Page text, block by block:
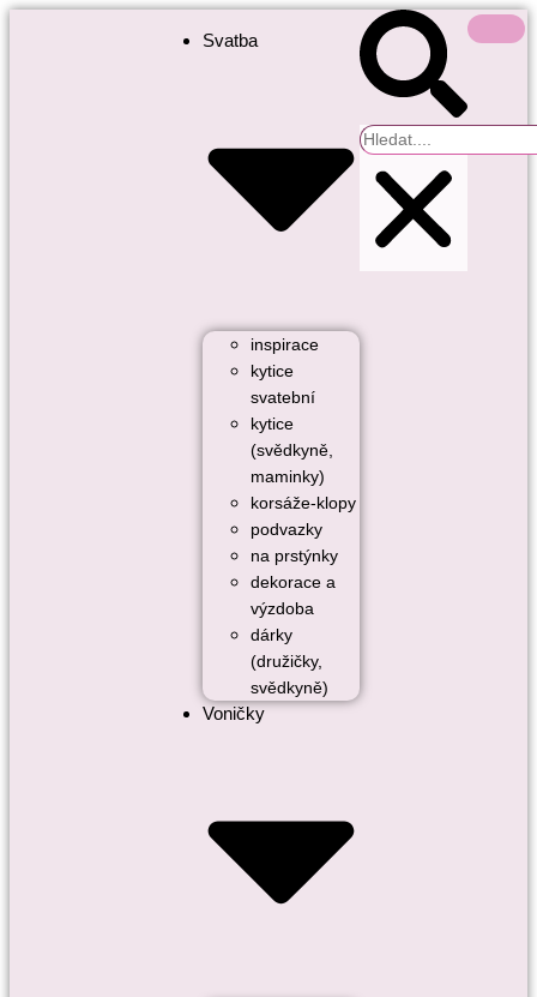
Svatba
inspirace
kytice
svatební
kytice
(svědkyně,
maminky)
korsáže-klopy
podvazky
na prstýnky
dekorace a
výzdoba
dárky
(družičky,
svědkyně)
Voničky